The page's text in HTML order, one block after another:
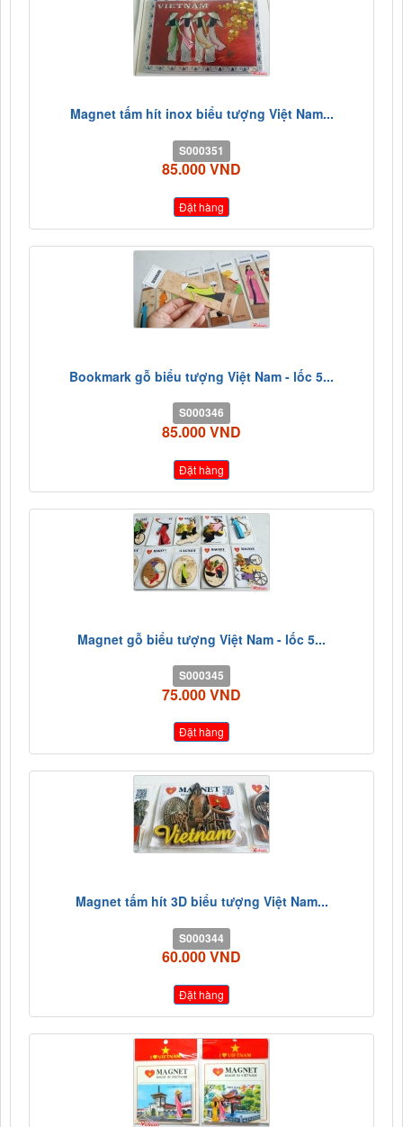
Magnet tấm hít inox biểu tượng Việt Nam...
S000351
85.000 VND
Đặt hàng
Bookmark gỗ biểu tượng Việt Nam - lốc 5...
S000346
85.000 VND
Đặt hàng
Magnet gỗ biểu tượng Việt Nam - lốc 5...
S000345
75.000 VND
Đặt hàng
Magnet tấm hít 3D biểu tượng Việt Nam...
S000344
60.000 VND
Đặt hàng